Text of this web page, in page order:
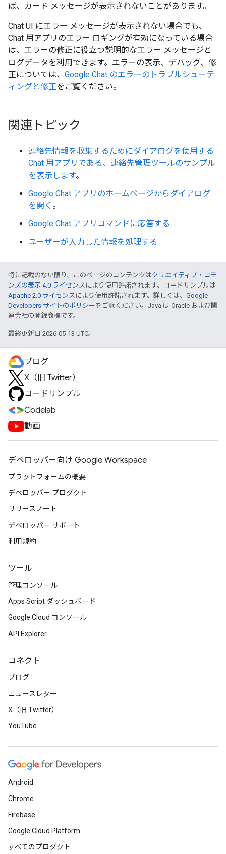
ば、カード メッセージが表示されないことがあります。
Chat UI にエラー メッセージが表示されない場合でも、
Chat 用アプリのエラー ロギングが有効になっている場合
は、エラーの修正に役立つ説明的なエラー メッセージと
ログデータを利用できます。エラーの表示、デバッグ、修
正については、 Google Chat のエラーのトラブルシューテ
ィングと修正をご覧ください。
関連トピック
連絡先情報を収集するためにダイアログを使用する
Chat 用アプリである、連絡先管理ツールのサンプル
を表示します。
Google Chat アプリのホームページからダイアログ
を開く 。
Google Chat アプリコマンドに応答する
ユーザーが入力した情報を処理する
特に記載のない限り、このページのコンテンツはクリエイティブ・コモ
ンズの表示 4.0 ライセンス により使用許諾されます。コードサンプルは
Apache 2.0 ライセンス により使用許諾されます。詳しくは、 Google
Developers サイトのポリシー をご覧ください。Java は Oracle および関
連会社の登録商標です。
最終更新日 2026-05-13 UTC。
ブログ
X（旧 Twitter）
コードサンプル
Codelab
動画
デベロッパー向け Google Workspace
プラットフォームの概要
デベロッパー プロダクト
リリースノート
デベロッパー サポート
利用規約
ツール
管理コンソール
Apps Script ダッシュボード
Google Cloud コンソール
API Explorer
コネクト
ブログ
ニュースレター
X（旧 Twitter）
YouTube
Android
Chrome
Firebase
Google Cloud Platform
すべてのプロダクト